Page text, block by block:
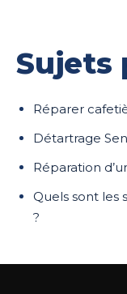
Sujets
Réparer
Détartrage
Réparation
Quels sont les
?